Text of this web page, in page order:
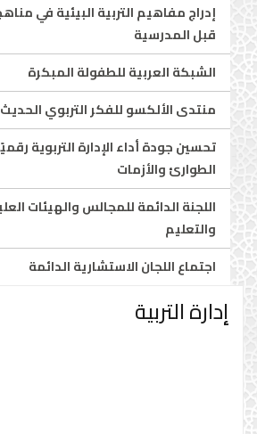
إدراج مفاهيم التربية البيئية في
قبل المدرسية
الشبكة العربية للطفولة المبكرة
منتدى الألكسو للفكر التربوي الحديث
تحسين جودة أداء الإدارة التربوية
الطوارئ والأزمات
اللجنة الدائمة للمجالس والهيئات
والتعليم
اجتماع اللجان الاستشارية الدائمة
إدارة التربية